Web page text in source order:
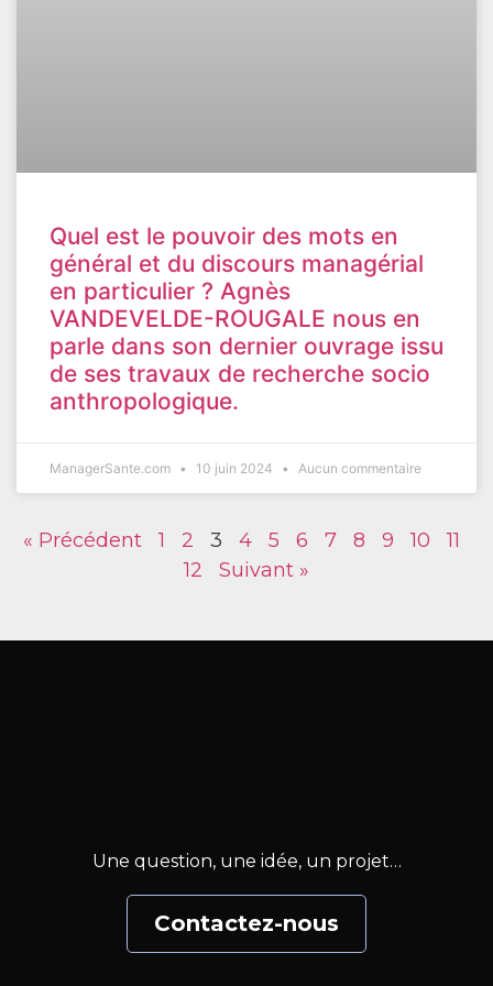
Quel est le pouvoir des mots en
général et du discours managérial
en particulier ? Agnès
VANDEVELDE-ROUGALE nous en
parle dans son dernier ouvrage issu
de ses travaux de recherche socio
anthropologique.
ManagerSante.com 10 juin 2024 Aucun commentaire
« Précédent 1 2 3 4 5 6 7 8 9 10
11
12
Suivant »
Une question, une idée, un projet…
Contactez-nous